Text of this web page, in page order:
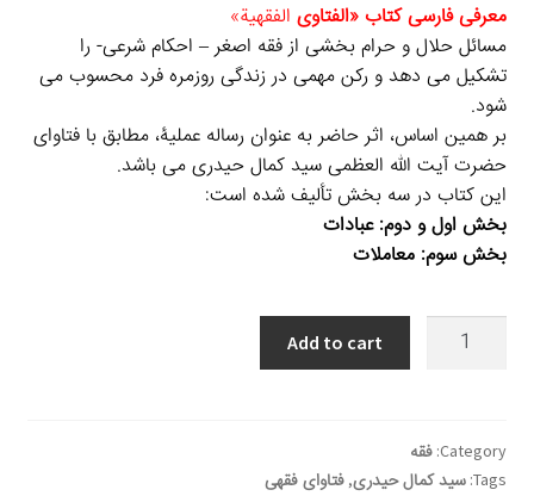
معرفی فارسی کتاب «الفتاویالفقهیة»
مسائل حلال و حرام بخشی از فقه اصغر – احکام شرعی- را
تشکیل می دهد و رکن مهمی در زندگی روزمره فرد محسوب می
شود.
بر همین اساس، اثر حاضر به عنوان رساله عملیۀ، مطابق با فتاوای
حضرت آیت الله العظمی سید کمال حیدری می باشد.
این کتاب در سه بخش تألیف شده است:
بخش اول و دوم: عبادات
بخش سوم: معاملات
الفتاوی
Add to cart
Category: فقه
Tags: سید کمال حیدری, فتاوای فقهی